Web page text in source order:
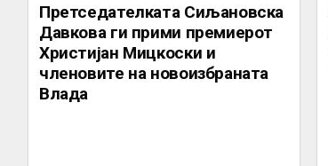
Претседателката Сиљановска
Давкова ги прими премиерот
Христијан Мицкоски и
членовите на новоизбраната
Влада